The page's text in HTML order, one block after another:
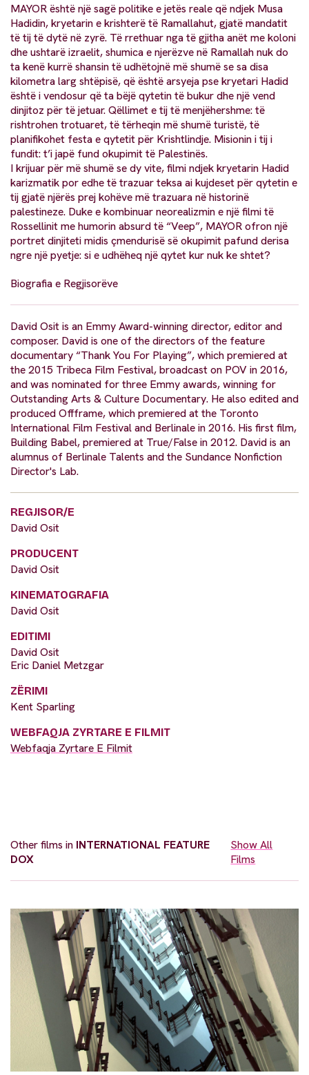
MAYOR është një sagë politike e jetës reale që ndjek Musa
Hadidin, kryetarin e krishterë të Ramallahut, gjatë mandatit
të tij të dytë në zyrë. Të rrethuar nga të gjitha anët me koloni
dhe ushtarë izraelit, shumica e njerëzve në Ramallah nuk do
ta kenë kurrë shansin të udhëtojnë më shumë se sa disa
kilometra larg shtëpisë, që është arsyeja pse kryetari Hadid
është i vendosur që ta bëjë qytetin të bukur dhe një vend
dinjitoz për të jetuar. Qëllimet e tij të menjëhershme: të
rishtrohen trotuaret, të tërheqin më shumë turistë, të
planifikohet festa e qytetit për Krishtlindje. Misionin i tij i
fundit: t’i japë fund okupimit të Palestinës.
I krijuar për më shumë se dy vite, filmi ndjek kryetarin Hadid
karizmatik por edhe të trazuar teksa ai kujdeset për qytetin e
tij gjatë njërës prej kohëve më trazuara në historinë
palestineze. Duke e kombinuar neorealizmin e një filmi të
Rossellinit me humorin absurd të “Veep”, MAYOR ofron një
portret dinjiteti midis çmendurisë së okupimit pafund derisa
ngre një pyetje: si e udhëheq një qytet kur nuk ke shtet?
Biografia e Regjisorëve
David Osit is an Emmy Award-winning director, editor and
composer. David is one of the directors of the feature
documentary “Thank You For Playing”, which premiered at
the 2015 Tribeca Film Festival, broadcast on POV in 2016,
and was nominated for three Emmy awards, winning for
Outstanding Arts & Culture Documentary. He also edited and
produced Offframe, which premiered at the Toronto
International Film Festival and Berlinale in 2016. His first film,
Building Babel, premiered at True/False in 2012. David is an
alumnus of Berlinale Talents and the Sundance Nonfiction
Director's Lab.
REGJISOR/E
David Osit
PRODUCENT
David Osit
KINEMATOGRAFIA
David Osit
EDITIMI
David Osit
Eric Daniel Metzgar
ZËRIMI
Kent Sparling
WEBFAQJA ZYRTARE E FILMIT
Webfaqja Zyrtare E Filmit
Other films in INTERNATIONAL FEATURE
DOX
Show All
Films